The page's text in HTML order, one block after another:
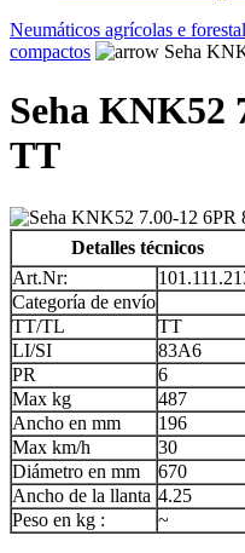
Neumáticos agrícolas e forestal
compactos
Seha
Seha KNK52
TT
Detalles técnicos
Art.Nr:
Categoría de envío
TT/TL
TT
LI/SI
83A6
PR
6
Max kg
487
Ancho en mm
196
Max km/h
30
Diámetro en mm
670
Ancho de la llanta 4.25
Peso en kg :
~